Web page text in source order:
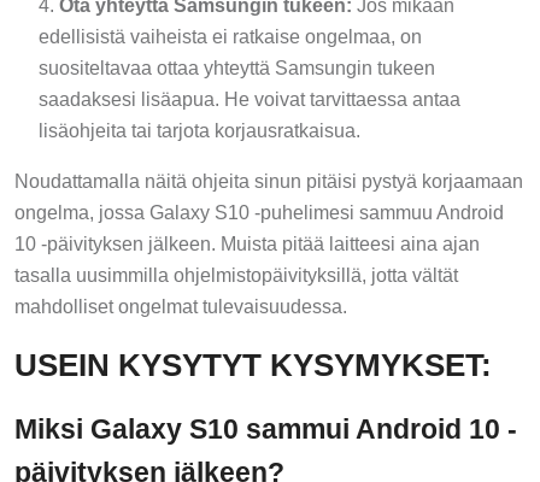
edellisistä vaiheista ei ratkaise ongelmaa, on
suositeltavaa ottaa yhteyttä Samsungin tukeen
saadaksesi lisäapua. He voivat tarvittaessa antaa
lisäohjeita tai tarjota korjausratkaisua.
Noudattamalla näitä ohjeita sinun pitäisi pystyä korjaamaan
ongelma, jossa Galaxy S10 -puhelimesi sammuu Android
10 -päivityksen jälkeen. Muista pitää laitteesi aina ajan
tasalla uusimmilla ohjelmistopäivityksillä, jotta vältät
mahdolliset ongelmat tulevaisuudessa.
USEIN KYSYTYT KYSYMYKSET:
Miksi Galaxy S10 sammui Android 10 -
päivityksen jälkeen?